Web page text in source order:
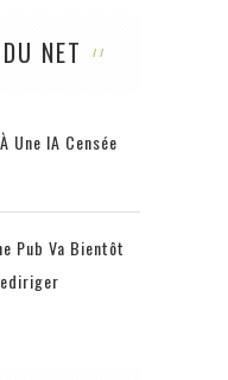
NET
Une IA Censée
Pub Va Bientôt